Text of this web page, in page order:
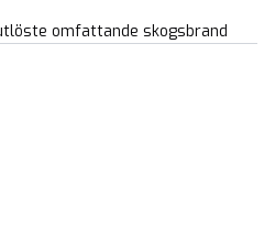
omfattande skogsbrand